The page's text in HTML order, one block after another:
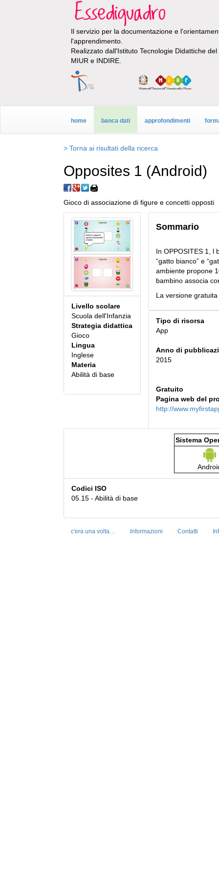
Il servizio per la documentazione e
l'apprendimento.
Realizzato dall'Istituto Tecnologie Didattiche
MIUR e INDIRE.
home banca dati approfondimenti
> Torna ai risultati della ricerca
Opposites 1 (Android)
Gioco di associazione di figure e concetti opposti
Livello scolare
Scuola dell'Infanzia
Strategia didattica
Gioco
Lingua
Inglese
Materia
Abilità di base
Sommario
In OPPOSITES 1, l
“gatto bianco” e
ambiente propone
bambino associa
La versione
Tipo di risorsa
App
Anno di
2015
Gratuito
Pagina web del
http://
Sistema
Codici ISO
05.15 - Abilità di base
c'era una volta… Informazioni Contatti